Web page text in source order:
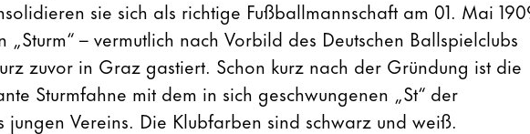
sie sich als richtige Fußballmannschaft am 01. Mai
„Sturm“ – vermutlich nach Vorbild des Deutschen Ballspielclubs
zuvor in Graz gastiert. Schon kurz nach der Gründung ist die
Sturmfahne mit dem in sich geschwungenen „St“ der
Vereins. Die Klubfarben sind schwarz und weiß.